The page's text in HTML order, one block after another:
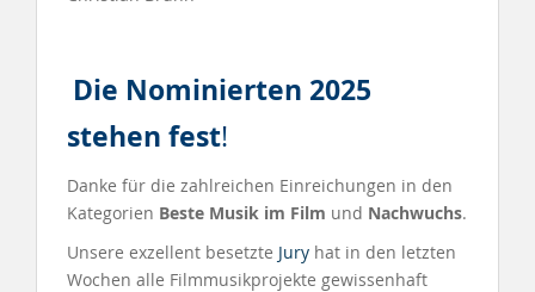
Die Nominierten 2025
stehen fest!
Danke für die zahlreichen Einreichungen in den
Kategorien Beste Musik im Film und Nachwuchs.
Unsere exzellent besetzte Jury hat in den letzten
Wochen alle Filmmusikprojekte gewissenhaft